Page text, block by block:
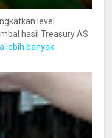
level
hasil Treasury AS
lebih banyak